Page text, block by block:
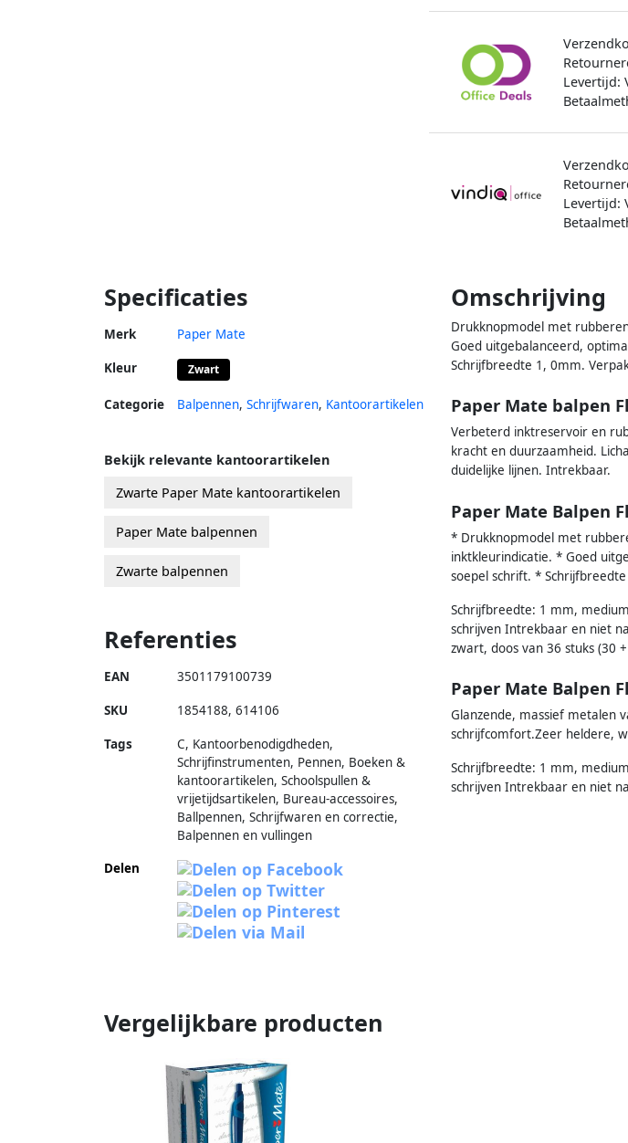
Levertijd:
Levertijd:
Specificaties
Merk Paper Mate
Kleur Zwart
Categorie Balpennen, Schrijfwaren, Kantoorartikelen
Omschrijving
Drukknopmodel met
Goed uitgebalanceerd,
Schrijfbreedte 1, 0mm.
Paper Mate balpen
Verbeterd inktreservoir en
kracht en duurzaamheid.
duidelijke lijnen. Intrekbaar.
Paper Mate Balpen
* Drukknopmodel met
inktkleurindicatie. * Goed
soepel schrift. *
Schrijfbreedte: 1 mm,
schrijven Intrekbaar en niet
zwart, doos van 36 stuks (30
Paper Mate Balpen
Glanzende, massief metalen
schrijfcomfort.Zeer heldere,
Schrijfbreedte: 1 mm,
schrijven Intrekbaar en niet
Bekijk relevante kantoorartikelen
Zwarte Paper Mate kantoorartikelen
Paper Mate balpennen
Zwarte balpennen
Referenties
EAN 3501179100739
SKU 1854188, 614106
Tags
C, Kantoorbenodigdheden,
Schrijfinstrumenten, Pennen, Boeken &
kantoorartikelen, Schoolspullen &
vrijetijdsartikelen, Bureau-accessoires,
Ballpennen, Schrijfwaren en correctie,
Balpennen en vullingen
Delen
Vergelijkbare producten